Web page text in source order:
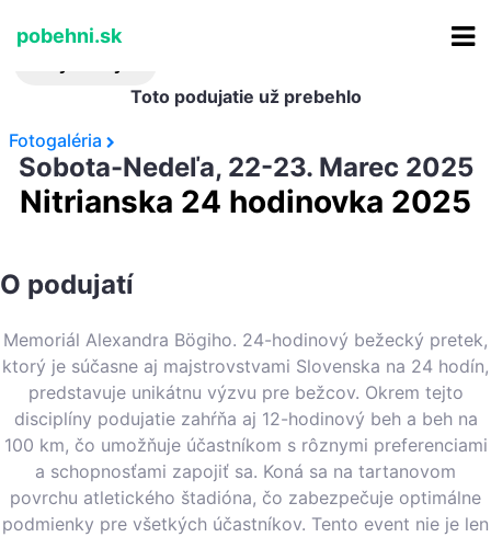
pobehni.sk
Všetky podujatia
Toto podujatie už prebehlo
Fotogaléria
Sobota-Nedeľa, 22-23. Marec 2025
Nitrianska 24 hodinovka 2025
O podujatí
Memoriál Alexandra Bögiho. 24-hodinový bežecký pretek,
ktorý je súčasne aj majstrovstvami Slovenska na 24 hodín,
predstavuje unikátnu výzvu pre bežcov. Okrem tejto
disciplíny podujatie zahŕňa aj 12-hodinový beh a beh na
100 km, čo umožňuje účastníkom s rôznymi preferenciami
a schopnosťami zapojiť sa. Koná sa na tartanovom
povrchu atletického štadióna, čo zabezpečuje optimálne
podmienky pre všetkých účastníkov. Tento event nie je len